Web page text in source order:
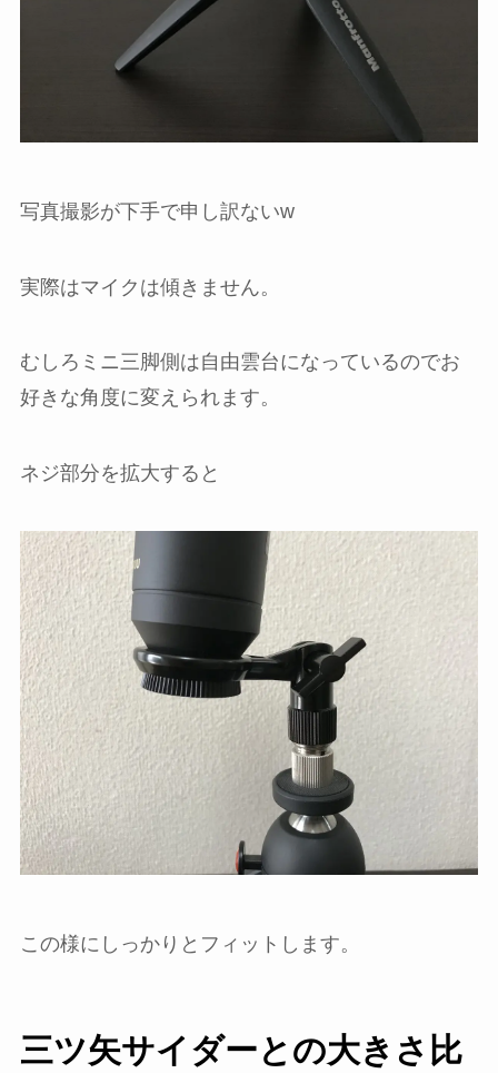
写真撮影が下手で申し訳ないw
実際はマイクは傾きません。
むしろミニ三脚側は自由雲台になっているのでお
好きな角度に変えられます。
ネジ部分を拡大すると
この様にしっかりとフィットします。
三ツ矢サイダーとの大きさ比